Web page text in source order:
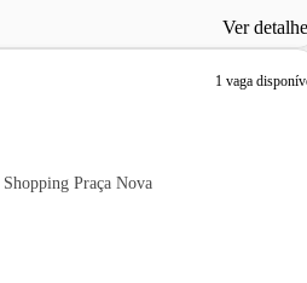
Ver
1 vaga
Praça Nova